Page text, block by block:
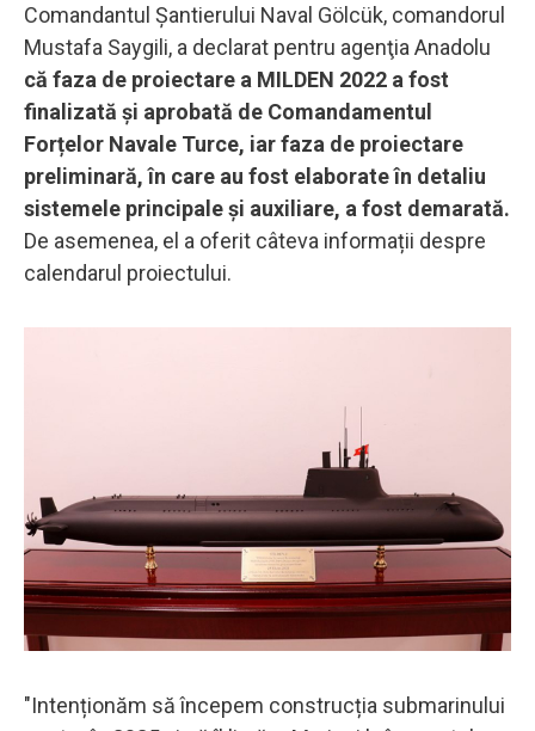
Comandantul Șantierului Naval Gölcük, comandorul
Mustafa Saygili, a declarat pentru agenţia Anadolu
că faza de proiectare a MILDEN 2022 a fost
finalizată și aprobată de Comandamentul
Forțelor Navale Turce, iar faza de proiectare
preliminară, în care au fost elaborate în detaliu
sistemele principale și auxiliare, a fost demarată.
De asemenea, el a oferit câteva informații despre
calendarul proiectului.
"Intenționăm să începem construcția submarinului